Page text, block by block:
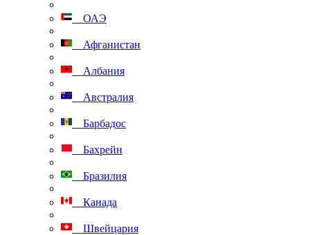
ОАЭ
Афганистан
Албания
Австралия
Барбадос
Бахрейн
Бразилия
Канада
Швейцария